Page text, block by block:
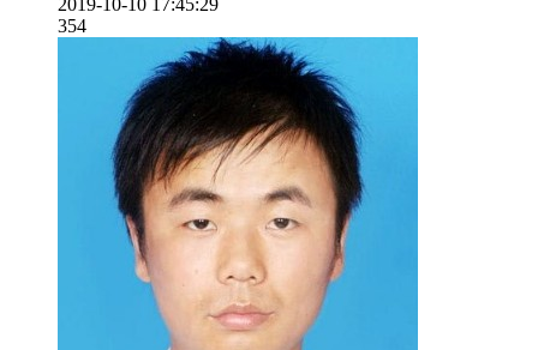
2019-10-10 17:45:29
354